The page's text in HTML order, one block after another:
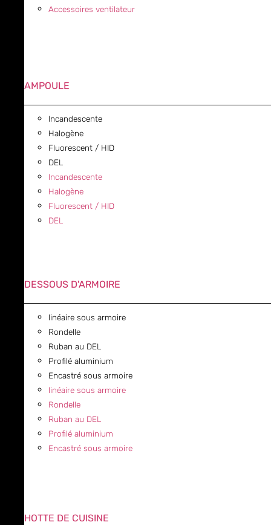
Accessoires ventilateur
AMPOULE
Incandescente
Halogène
Fluorescent / HID
DEL
Incandescente
Halogène
Fluorescent / HID
DEL
DESSOUS D'ARMOIRE
linéaire sous armoire
Rondelle
Ruban au DEL
Profilé aluminium
Encastré sous armoire
linéaire sous armoire
Rondelle
Ruban au DEL
Profilé aluminium
Encastré sous armoire
HOTTE DE CUISINE